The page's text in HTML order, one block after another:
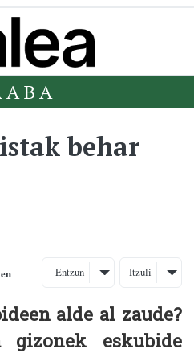
behar
Entzun Itzuli
alde al zaude?
gizonek eskubide